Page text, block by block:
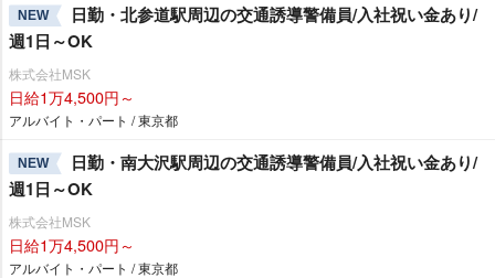
NEW
日勤・北参道駅周辺の交通誘導警備員/入社祝い金あり/
週1日～OK
株式会社MSK
日給1万4,500円～
アルバイト・パート / 東京都
NEW
日勤・南大沢駅周辺の交通誘導警備員/入社祝い金あり/
週1日～OK
株式会社MSK
日給1万4,500円～
アルバイト・パート / 東京都